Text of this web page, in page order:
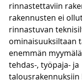
rinnastettaviin
rakennusten ei
rinnastuvan
ominaisuuksiltaan
enemmän
tehdas-, työpaja- ja
talousrakennuksiin